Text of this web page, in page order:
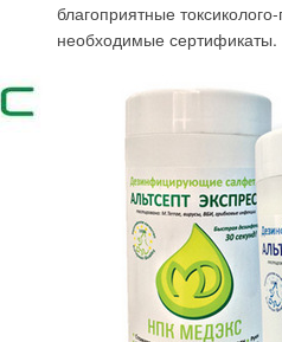
благоприятные
необходимые сертификаты.